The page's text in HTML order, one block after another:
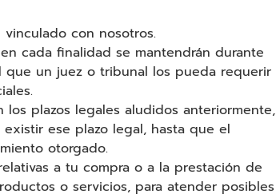
con nosotros.
cada finalidad se mantendrán durante
que un juez o tribunal los pueda requerir
plazos legales aludidos anteriormente,
ese plazo legal, hasta que el
otorgado.
a tu compra o a la prestación de
o servicios, para atender posibles